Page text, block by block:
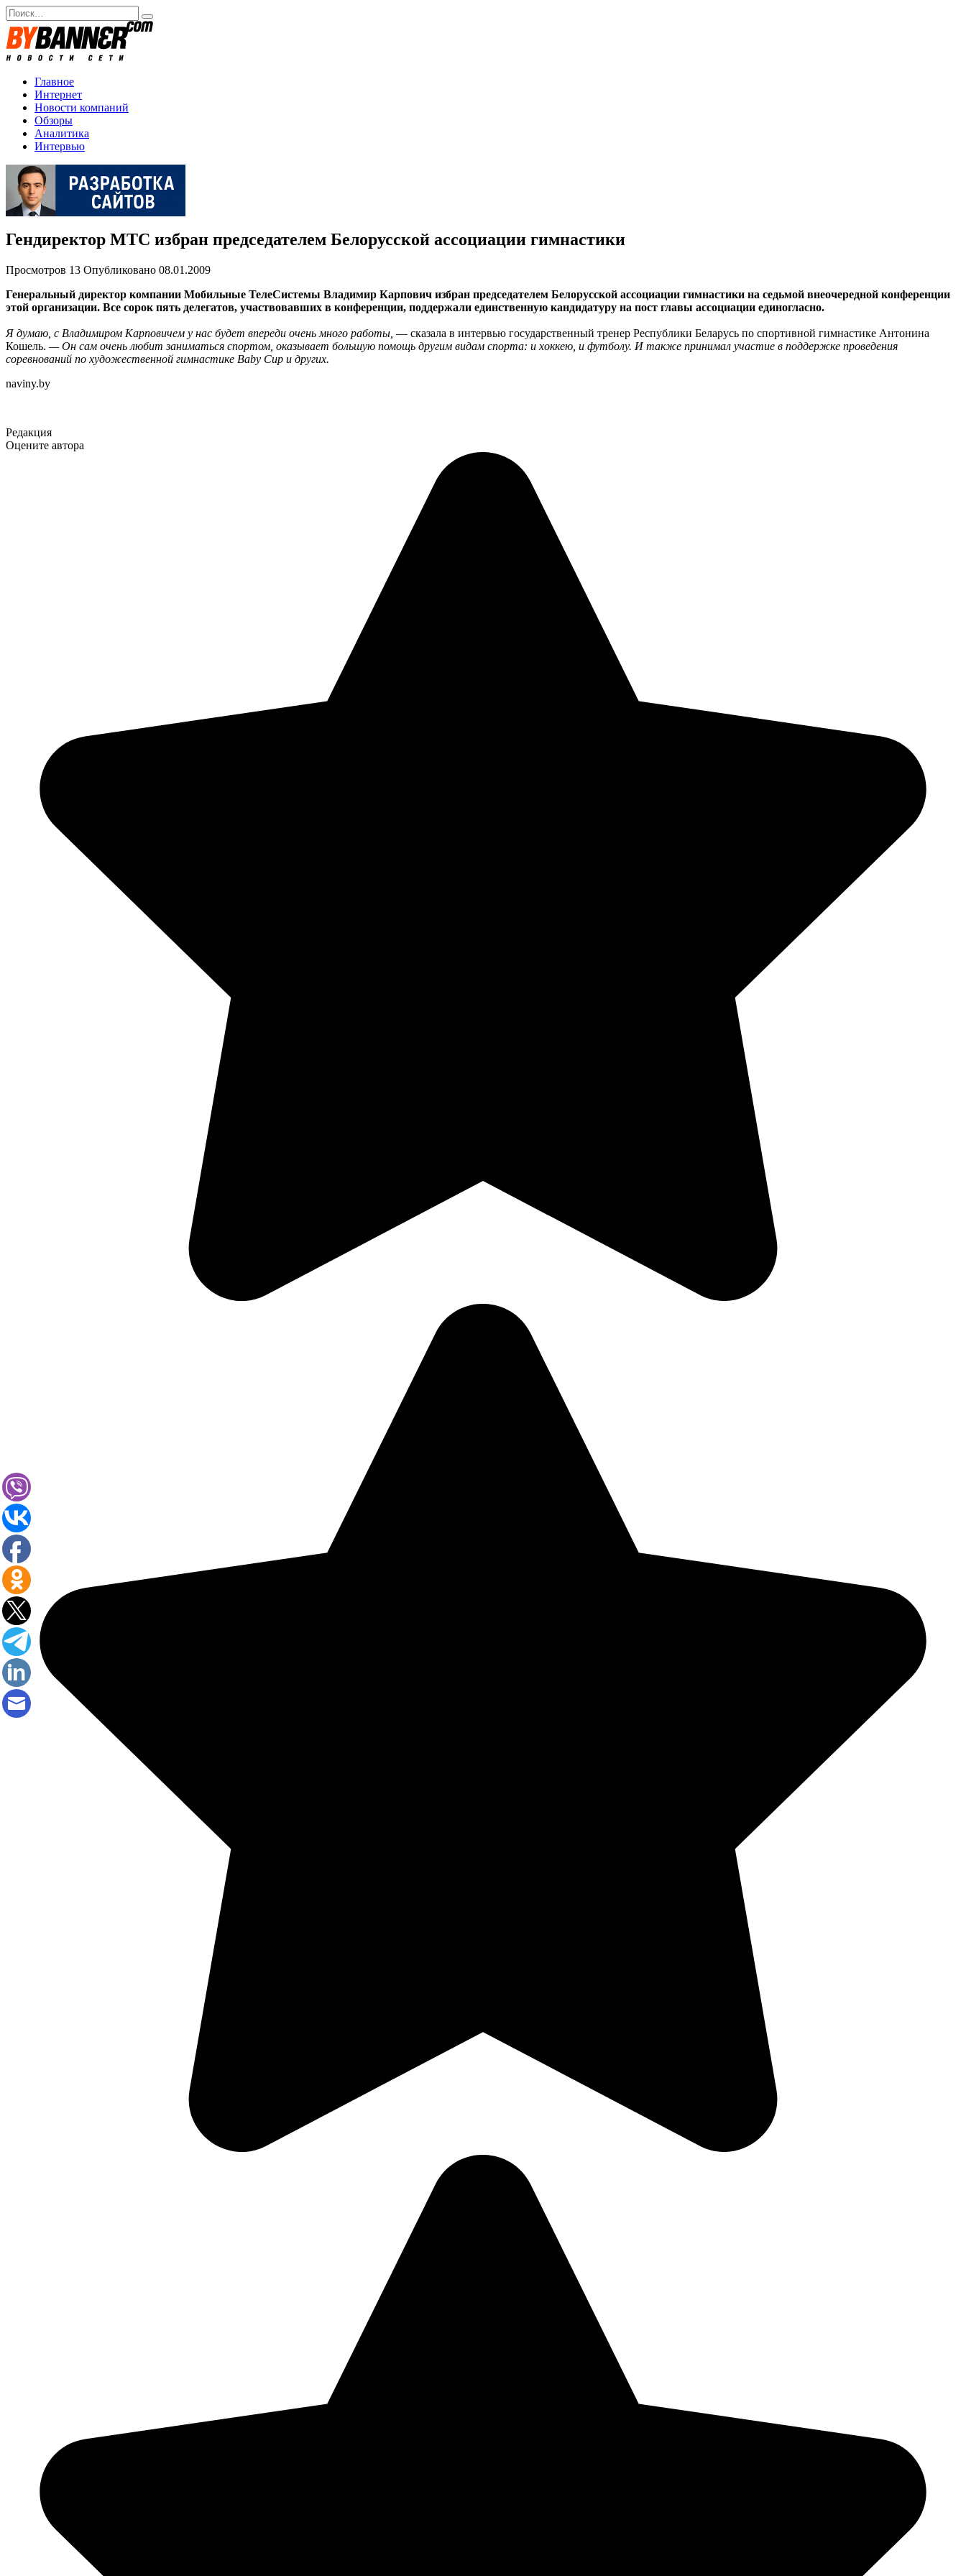
Перейти
к
содержанию
Search
for:
Главное
Интернет
Новости компаний
Обзоры
Аналитика
Интервью
Гендиректор МТС избран председателем Белорусской ассоциации гимнастики
Просмотров 13 Опубликовано 08.01.2009
Генеральный директор компании Мобильные ТелеСистемы Владимир Карпович избран председателем Белорусской ассоциации гимнастики на седьмой внеочередной конференции
этой организации. Все сорок пять делегатов, участвовавших в конференции, поддержали единственную кандидатуру на пост главы ассоциации единогласно.
Я думаю, с Владимиром Карповичем у нас будет впереди очень много работы, — сказала в интервью государственный тренер Республики Беларусь по спортивной гимнастике Антонина
Кошель. — Он сам очень любит заниматься спортом, оказывает большую помощь другим видам спорта: и хоккею, и футболу. И также принимал участие в поддержке проведения
соревнований по художественной гимнастике Baby Cup и других.
naviny.by
Редакция
Оцените автора